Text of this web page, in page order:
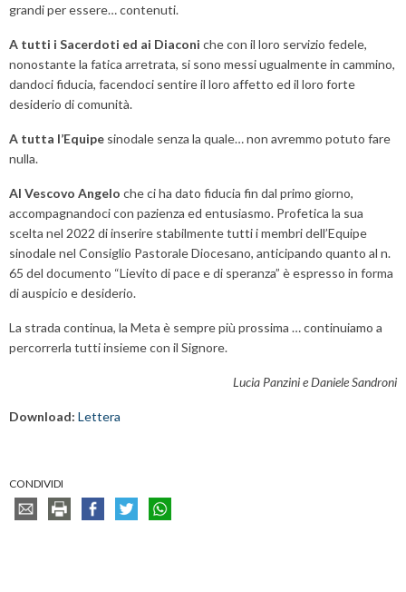
grandi per essere… contenuti.
A tutti i Sacerdoti ed ai Diaconi che con il loro servizio fedele,
nonostante la fatica arretrata, si sono messi ugualmente in cammino,
dandoci fiducia, facendoci sentire il loro affetto ed il loro forte
desiderio di comunità.
A tutta l’Equipe sinodale senza la quale… non avremmo potuto fare
nulla.
Al Vescovo Angelo che ci ha dato fiducia fin dal primo giorno,
accompagnandoci con pazienza ed entusiasmo. Profetica la sua
scelta nel 2022 di inserire stabilmente tutti i membri dell’Equipe
sinodale nel Consiglio Pastorale Diocesano, anticipando quanto al n.
65 del documento “Lievito di pace e di speranza” è espresso in forma
di auspicio e desiderio.
La strada continua, la Meta è sempre più prossima … continuiamo a
percorrerla tutti insieme con il Signore.
Lucia Panzini e Daniele Sandroni
Download: Lettera
CONDIVIDI